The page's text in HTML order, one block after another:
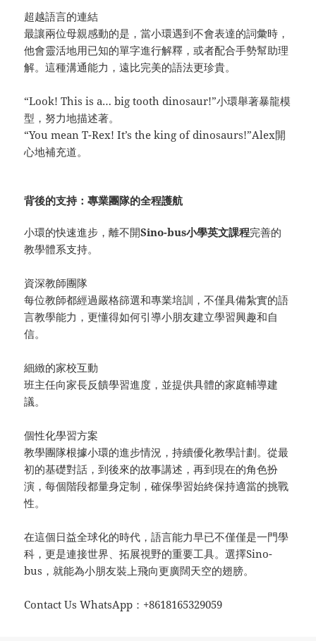
超越語言的連結
最讓兩位母親感動的是，當小環遇到不會表達的詞彙時，
他會靈活地用已知的單字進行解釋，或者配合手勢幫助理
解。這種溝通能力，遠比完美的語法更珍貴。
“Look! This is a… big tooth dinosaur!”小環舉著暴龍模
型，努力地描述著。
“You mean T-Rex! It’s the king of dinosaurs!”Alex開
心地補充道。
背後的支持：專業團隊的全程護航
小環的快速進步，離不開Sino-bus小學英文課程完善的
教學體系支持。
資深教師團隊
每位教師都經過嚴格篩選和專業培訓，不僅具備紮實的語
言教學能力，更懂得如何引導小朋友建立學習興趣和自
信。
細緻的家校互動
班主任向家長反饋學習進度，並提供具體的家庭輔導建
議。
個性化學習方案
教學團隊根據小環的進步情況，持續優化教學計劃。從最
初的基礎對話，到後來的故事講述，再到現在的角色扮
演，每個階段都量身定制，確保學習始終保持適當的挑戰
性。
在這個日益全球化的時代，語言能力早已不僅僅是一門學
科，更是連接世界、拓展視野的重要工具。選擇Sino-
bus，就能為小朋友裝上飛向更廣闊天空的翅膀。
Contact Us WhatsApp：+8618165329059